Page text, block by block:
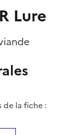
Lure
la fiche :